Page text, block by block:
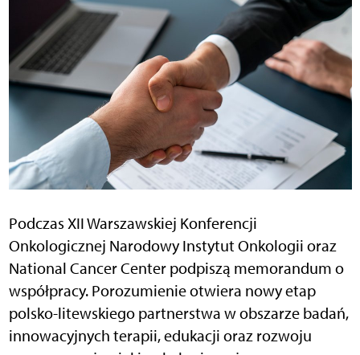
Podczas XII Warszawskiej Konferencji
Onkologicznej Narodowy Instytut Onkologii oraz
National Cancer Center podpiszą memorandum o
współpracy. Porozumienie otwiera nowy etap
polsko-litewskiego partnerstwa w obszarze badań,
innowacyjnych terapii, edukacji oraz rozwoju